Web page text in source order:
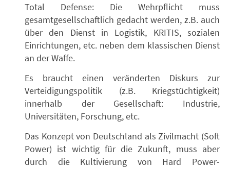
Total Defense: Die Wehrpflicht muss
gesamtgesellschaftlich gedacht werden, z.B. auch
über den Dienst in Logistik, KRITIS, sozialen
Einrichtungen, etc. neben dem klassischen Dienst
an der Waffe.
Es braucht einen veränderten Diskurs zur
Verteidigungspolitik (z.B. Kriegstüchtigkeit)
innerhalb der Gesellschaft: Industrie,
Universitäten, Forschung, etc.
Das Konzept von Deutschland als Zivilmacht (Soft
Power) ist wichtig für die Zukunft, muss aber
durch die Kultivierung von Hard Power-